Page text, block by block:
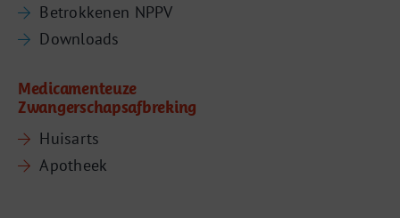
Betrokkenen NPPV
Downloads
Medicamenteuze
Zwangerschapsafbreking
Huisarts
Apotheek